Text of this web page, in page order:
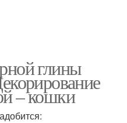
глины
– кошки